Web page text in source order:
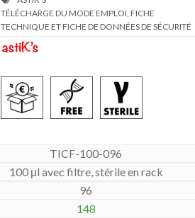
TÉLÉCHARGE DU MODE EMPLOI, FICHE
TECHNIQUE ET FICHE DE DONNÉES DE SÉCURITÉ
TICF-100-096
100 μl avec filtre, stérile en rack
96
148